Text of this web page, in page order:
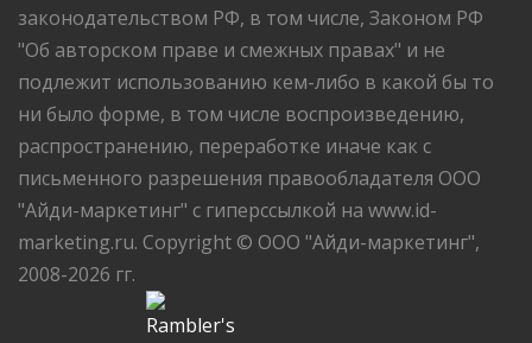
законодательством РФ, в том числе, Законом РФ
"Об авторском праве и смежных правах" и не
подлежит использованию кем-либо в какой бы то
ни было форме, в том числе воспроизведению,
распространению, переработке иначе как с
письменного разрешения правообладателя ООО
"Айди-маркетинг" с гиперссылкой на www.id-
marketing.ru. Copyright © ООО "Айди-маркетинг",
2008-2026 гг.